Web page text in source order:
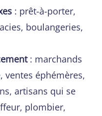
: prêt-à-porter,
boulangeries,
: marchands
ventes éphémères,
artisans qui se
plombier,